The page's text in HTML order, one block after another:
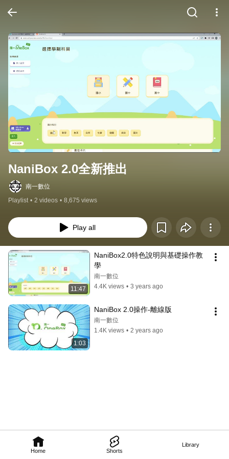
Home Shorts
Library
NaniBox 2.0全新推出
南一數位
Playlist • 2 videos • 8,675 views
Play all
11:47
NaniBox2.0特色說明與基礎操作教
學
南一數位
4.4K views • 3 years ago
1:03
NaniBox 2.0操作-離線版
南一數位
1.4K views • 2 years ago